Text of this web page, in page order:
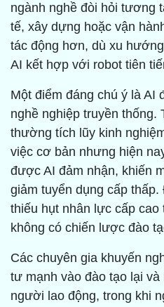
ngành nghề đòi hỏi tương
tế, xây dựng hoặc vận
tác động hơn, dù xu
AI kết hợp với robot tiên
Một điểm đáng chú ý là AI
nghề nghiệp truyền
thường tích lũy kinh
việc cơ bản nhưng hiện
được AI đảm nhận, khiến
giảm tuyển dụng cấp
thiếu hụt nhân lực cấp
không có chiến lược đào
Các chuyên gia khuyến
tư mạnh vào đào tạo lại
người lao động, trong khi